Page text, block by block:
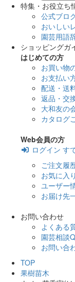
特集・お役立ち
公式ブロ
おいしい
園芸用語
ショッピングガ
はじめての方
お買い物
お支払い
配送・送
返品・交
大和友の
カタログ
Web会員の方
ログイン す
ご注文履
お気に入
ユーザー
お届け先
お問い合わせ
よくある
園芸相談
お問い合
TOP
果樹苗木